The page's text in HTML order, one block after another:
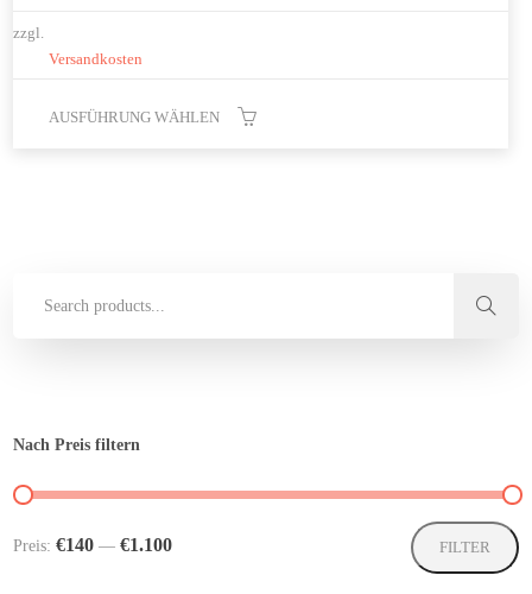
zzgl.
Versandkosten
AUSFÜHRUNG WÄHLEN
gewählt
Nach Preis filtern
FILTER
Preis:€140 —€1.100